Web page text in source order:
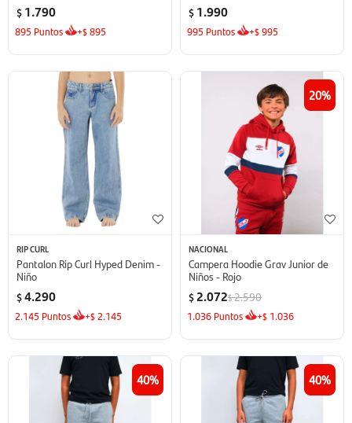
$ 1.790
895 Puntos +$895
$ 1.990
995 Puntos +$995
RIP CURL
Pantalon Rip Curl Hyped Denim -
Niño
$4.290
2.145 Puntos +$ 2.145
20
NACIONAL
Campera Hoodie Grav Junior de
Niños - Rojo
$ 2.072$2.590
1.036 Puntos +$ 1.036
40 40